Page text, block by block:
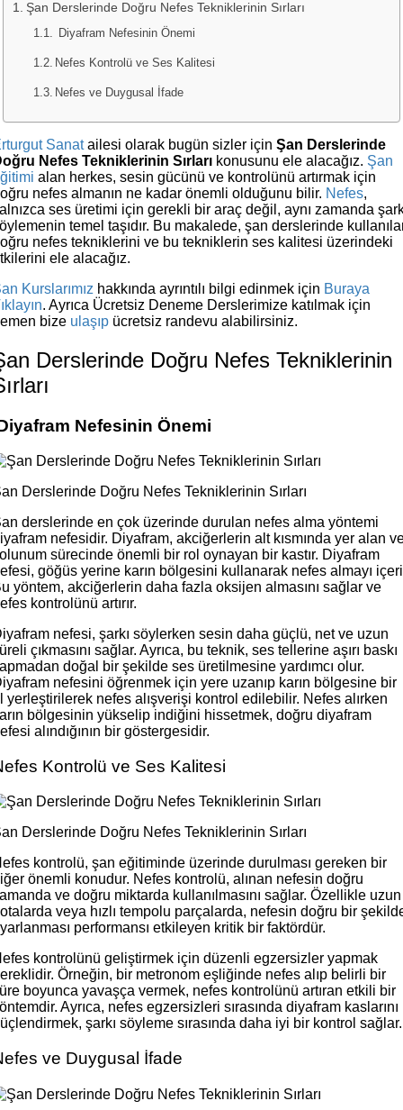
Şan Derslerinde Doğru Nefes Tekniklerinin Sırları
Diyafram Nefesinin Önemi
Nefes Kontrolü ve Ses Kalitesi
Nefes ve Duygusal İfade
Sanatailesi olarak bugün sizler içinŞan Derslerinde
Nefes Tekniklerinin Sırları konusunu ele alacağız. Şan
alan herkes, sesin gücünü ve kontrolünü artırmak için
nefes almanın ne kadar önemli olduğunu bilir. Nefes,
ses üretimi için gerekli bir araç değil, aynı zamanda
temel taşıdır. Bu makalede, şan derslerinde
nefes tekniklerini ve bu tekniklerin ses kalitesi üzerindeki
ele alacağız.
Kurslarımız hakkında ayrıntılı bilgi edinmek için Buraya
. Ayrıca Ücretsiz Deneme Derslerimize katılmak için
bize ulaşıp ücretsiz randevu alabilirsiniz.
Derslerinde Doğru Nefes Tekniklerinin
Nefesinin Önemi
Derslerinde Doğru Nefes Tekniklerinin Sırları
derslerinde en çok üzerinde durulan nefes alma yöntemi
nefesidir. Diyafram, akciğerlerin alt kısmında yer alan
sürecinde önemli bir rol oynayan bir kastır. Diyafram
göğüs yerine karın bölgesini kullanarak nefes almayı
yöntem, akciğerlerin daha fazla oksijen almasını sağlar ve
kontrolünü artırır.
nefesi, şarkı söylerken sesin daha güçlü, net ve uzun
çıkmasını sağlar. Ayrıca, bu teknik, ses tellerine aşırı baskı
doğal bir şekilde ses üretilmesine yardımcı olur.
nefesini öğrenmek için yere uzanıp karın bölgesine bir
yerleştirilerek nefes alışverişi kontrol edilebilir. Nefes alırken
bölgesinin yükselip indiğini hissetmek, doğru diyafram
alındığının bir göstergesidir.
Kontrolü ve Ses Kalitesi
Derslerinde Doğru Nefes Tekniklerinin Sırları
kontrolü, şan eğitiminde üzerinde durulması gereken bir
önemli konudur. Nefes kontrolü, alınan nefesin doğru
ve doğru miktarda kullanılmasını sağlar. Özellikle uzun
veya hızlı tempolu parçalarda, nefesin doğru bir
performansı etkileyen kritik bir faktördür.
kontrolünü geliştirmek için düzenli egzersizler yapmak
Örneğin, bir metronom eşliğinde nefes alıp belirli bir
boyunca yavaşça vermek, nefes kontrolünü artıran etkili bir
Ayrıca, nefes egzersizleri sırasında diyafram kaslarını
şarkı söyleme sırasında daha iyi bir kontrol sağlar.
ve Duygusal İfade